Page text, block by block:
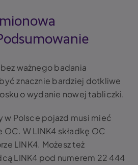
ważnego badania
znacznie bardziej dotkliwe
o wydanie nowej tabliczki.
w Polsce pojazd musi mieć
W LINK4 składkę OC
LINK4. Możesz też
LINK4 pod numerem 22 444